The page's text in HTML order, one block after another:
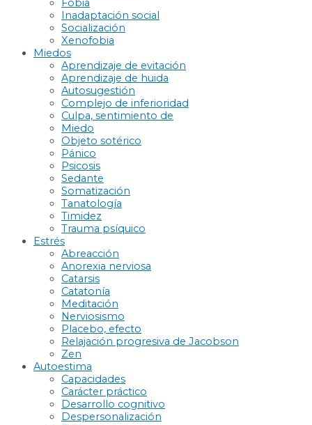
Fobia
Inadaptación social
Socialización
Xenofobia
Miedos
Aprendizaje de evitación
Aprendizaje de huida
Autosugestión
Complejo de inferioridad
Culpa, sentimiento de
Miedo
Objeto sotérico
Pánico
Psicosis
Sedante
Somatización
Tanatología
Timidez
Trauma psíquico
Estrés
Abreacción
Anorexia nerviosa
Catarsis
Catatonía
Meditación
Nerviosismo
Placebo, efecto
Relajación progresiva de Jacobson
Zen
Autoestima
Capacidades
Carácter práctico
Desarrollo cognitivo
Despersonalización